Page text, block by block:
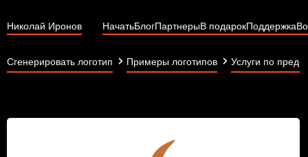
Николай Иронов НачатьБлогПартнерыВ подарокПоддержка
Сгенерировать логотип Примеры логотипов Услуги по